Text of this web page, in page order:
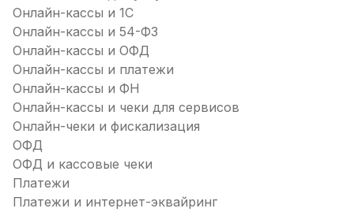
Онлайн-кассы и 1С
Онлайн-кассы и 54-ФЗ
Онлайн-кассы и ОФД
Онлайн-кассы и платежи
Онлайн-кассы и ФН
Онлайн-кассы и чеки для сервисов
Онлайн-чеки и фискализация
ОФД
ОФД и кассовые чеки
Платежи
Платежи и интернет-эквайринг